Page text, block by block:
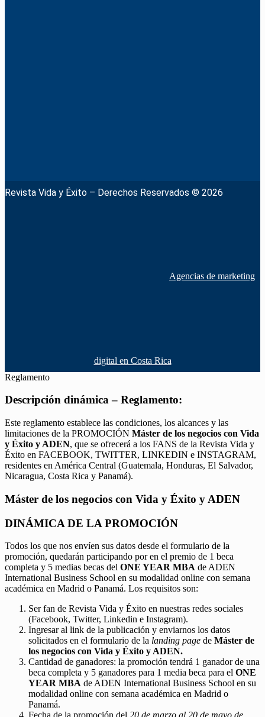
Revista Vida y Éxito – Derechos Reservados © 2026
Agencias de marketing
digital en Costa Rica
Reglamento
Descripción dinámica – Reglamento:
Este reglamento establece las condiciones, los alcances y las
limitaciones de la PROMOCIÓN Máster de los negocios con Vida
y Éxito y ADEN, que se ofrecerá a los FANS de la Revista Vida y
Éxito en FACEBOOK, TWITTER, LINKEDIN e INSTAGRAM,
residentes en América Central (Guatemala, Honduras, El Salvador,
Nicaragua, Costa Rica y Panamá).
Máster de los negocios con Vida y Éxito y ADEN
DINÁMICA DE LA PROMOCIÓN
Todos los que nos envíen sus datos desde el formulario de la
promoción, quedarán participando por en el premio de 1 beca
completa y 5 medias becas del ONE YEAR MBA de ADEN
International Business School en su modalidad online con semana
académica en Madrid o Panamá. Los requisitos son:
Ser fan de Revista Vida y Éxito en nuestras redes sociales
(Facebook, Twitter, Linkedin e Instagram).
Ingresar al link de la publicación y enviarnos los datos
solicitados en el formulario de la landing page de Máster de
los negocios con Vida y Éxito y ADEN.
Cantidad de ganadores: la promoción tendrá 1 ganador de una
beca completa y 5 ganadores para 1 media beca para el ONE
YEAR MBA de ADEN International Business School en su
modalidad online con semana académica en Madrid o
Panamá.